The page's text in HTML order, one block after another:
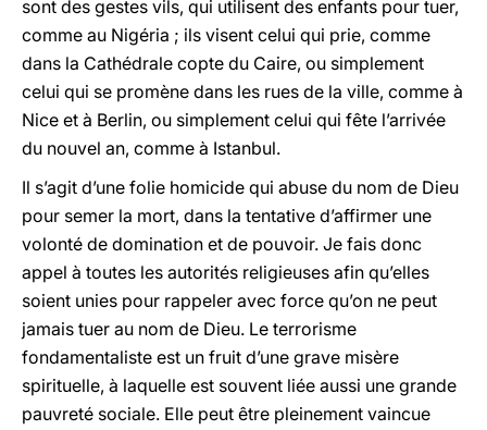
sont des gestes vils, qui utilisent des enfants pour tuer,
comme au Nigéria ; ils visent celui qui prie, comme
dans la Cathédrale copte du Caire, ou simplement
celui qui se promène dans les rues de la ville, comme à
Nice et à Berlin, ou simplement celui qui fête l’arrivée
du nouvel an, comme à Istanbul.
Il s’agit d’une folie homicide qui abuse du nom de Dieu
pour semer la mort, dans la tentative d’affirmer une
volonté de domination et de pouvoir. Je fais donc
appel à toutes les autorités religieuses afin qu’elles
soient unies pour rappeler avec force qu’on ne peut
jamais tuer au nom de Dieu. Le terrorisme
fondamentaliste est un fruit d’une grave misère
spirituelle, à laquelle est souvent liée aussi une grande
pauvreté sociale. Elle peut être pleinement vaincue